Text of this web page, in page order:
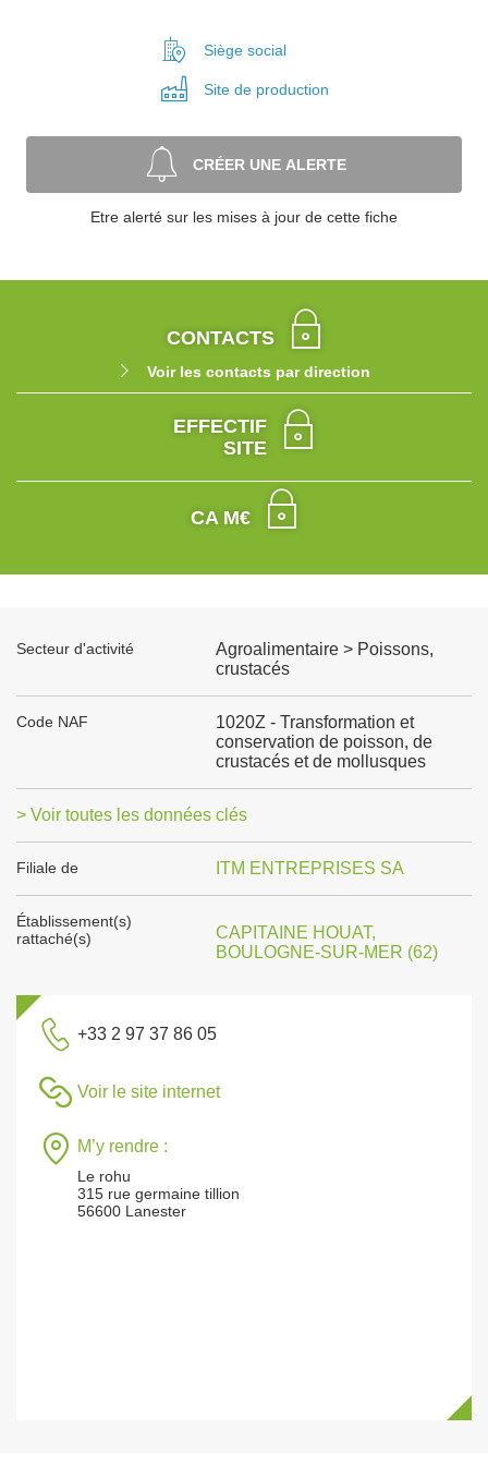
Siège social
Site de production
CRÉER UNE ALERTE
Etre alerté sur les mises à jour de cette fiche
CONTACTS
Voir les contacts par direction
EFFECTIF
SITE
CA M€
Secteur d'activité
Agroalimentaire > Poissons,
crustacés
Code NAF
1020Z - Transformation et
conservation de poisson, de
crustacés et de mollusques
> Voir toutes les données clés
Filiale de ITM ENTREPRISES SA
Établissement(s)
rattaché(s)
CAPITAINE HOUAT,
BOULOGNE-SUR-MER (62)
+33 2 97 37 86 05
Voir le site internet
M’y rendre :
Le rohu
315 rue germaine tillion
56600 Lanester